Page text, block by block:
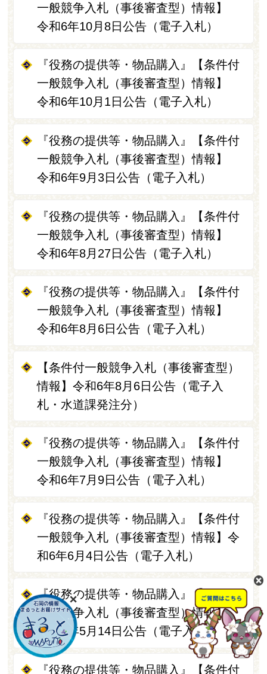
一般競争入札（事後審査型）情報】
令和6年10月8日公告（電子入札）
『役務の提供等・物品購入』【条件付
一般競争入札（事後審査型）情報】
令和6年10月1日公告（電子入札）
『役務の提供等・物品購入』【条件付
一般競争入札（事後審査型）情報】
令和6年9月3日公告（電子入札）
『役務の提供等・物品購入』【条件付
一般競争入札（事後審査型）情報】
令和6年8月27日公告（電子入札）
『役務の提供等・物品購入』【条件付
一般競争入札（事後審査型）情報】
令和6年8月6日公告（電子入札）
【条件付一般競争入札（事後審査型）
情報】令和6年8月6日公告（電子入
札・水道課発注分）
『役務の提供等・物品購入』【条件付
一般競争入札（事後審査型）情報】
令和6年7月9日公告（電子入札）
『役務の提供等・物品購入』【条件付
一般競争入札（事後審査型）情報】令
和6年6月4日公告（電子入札）
『役務の提供等・物品購入』【条件付
一般競争入札（事後審査型）情報】
令和6年5月14日公告（電子入札）
『役務の提供等・物品購入』【条件付